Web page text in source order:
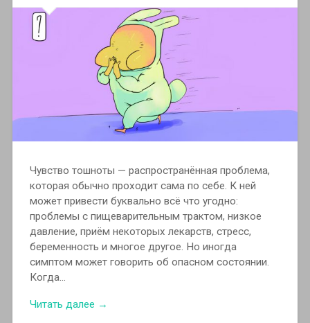
Чувство тошноты — распространённая проблема,
которая обычно проходит сама по себе. К ней
может привести буквально всё что угодно:
проблемы с пищеварительным трактом, низкое
давление, приём некоторых лекарств, стресс,
беременность и многое другое. Но иногда
симптом может говорить об опасном состоянии.
Когда…
Читать далее →